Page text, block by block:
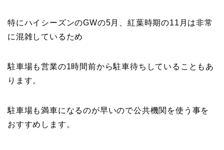
特にハイシーズンのGWの5月、紅葉時期の11月は非常
に混雑しているため
駐車場も営業の1時間前から駐車待ちしていることもあ
ります。
駐車場も満車になるのが早いので公共機関を使う事を
おすすめします。